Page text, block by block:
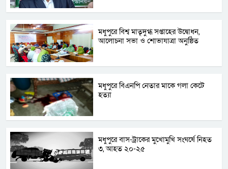
মধুপুরে বিশ্ব মাতৃদুগ্ধ সপ্তাহের উদ্বোধন,
আলোচনা সভা ও শোভাযাত্রা অনুষ্ঠিত
মধুপুরে বিএনপি নেতার মাকে গলা কেটে
হত্যা
মধুপুরে বাস-ট্রাকের মুখোমুখি সংঘর্ষে নিহত
৩, আহত ২০-২৫